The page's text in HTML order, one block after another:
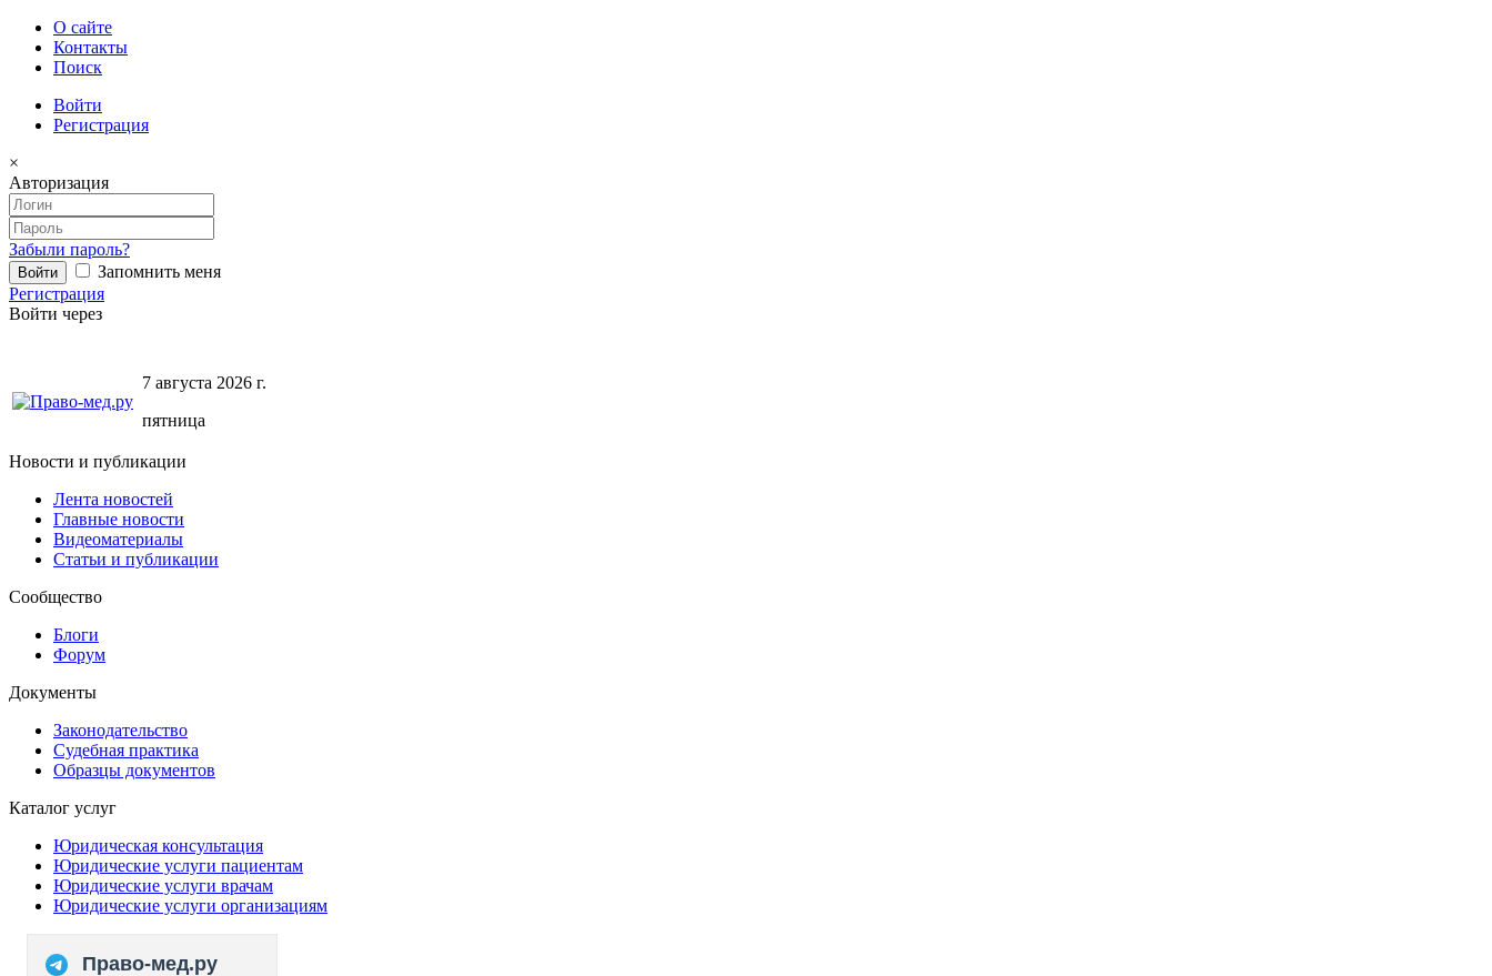
О сайте
Контакты
Поиск
Войти
Регистрация
×
Авторизация
Забыли пароль?
Запомнить меня
Регистрация
Войти через
7 августа 2026 г.
пятница
Новости и публикации
Лента новостей
Главные новости
Видеоматериалы
Статьи и публикации
Сообщество
Блоги
Форум
Документы
Законодательство
Судебная практика
Образцы документов
Каталог услуг
Юридическая консультация
Юридические услуги пациентам
Юридические услуги врачам
Юридические услуги организациям
Право-мед.ру